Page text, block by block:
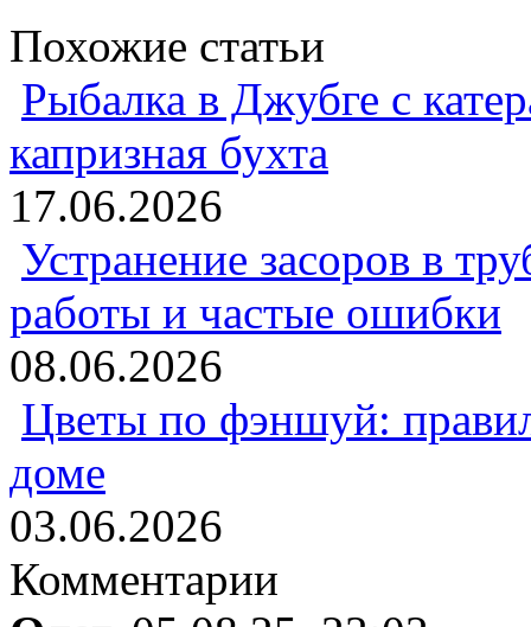
Похожие статьи
Рыбалка в Джубге с
капризная бухта
17.06.2026
Устранение засоров в
работы и частые ошибки
08.06.2026
Цветы по фэншуй:
доме
03.06.2026
Комментарии